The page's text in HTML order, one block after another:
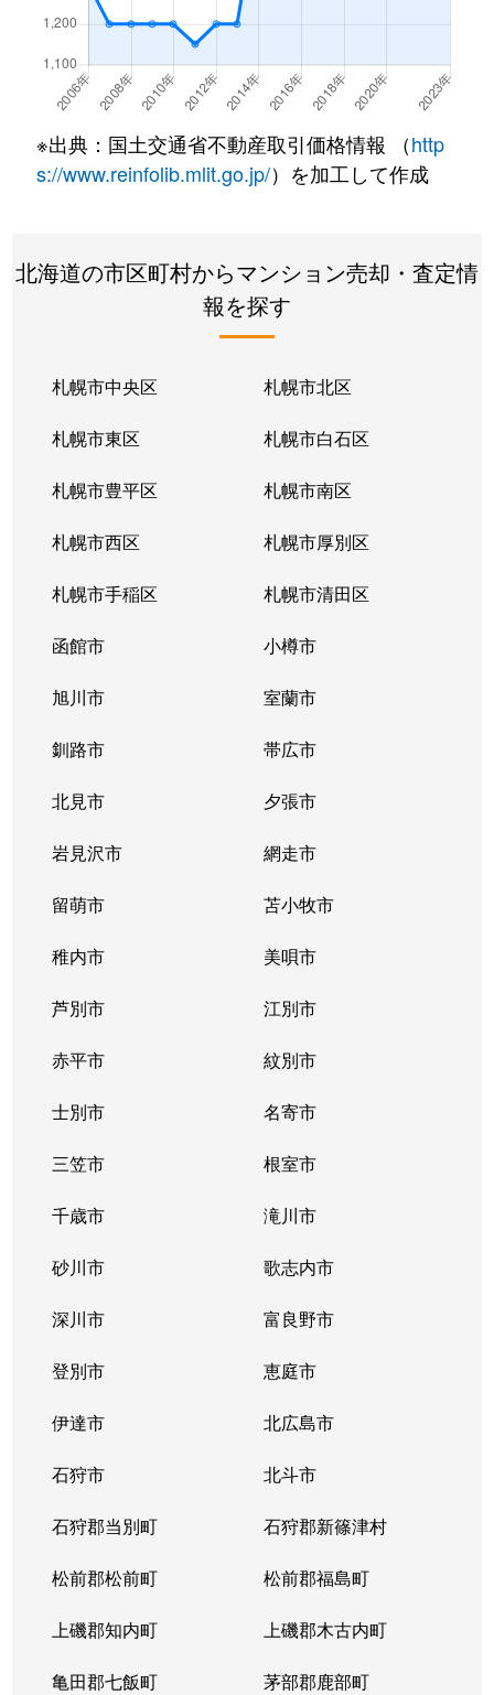
北２２条東 300万円
北２２条東
640万円 元町(札幌)
北２２条東
3,200万円 元町(札幌)
北２４条東
3,000万円 元町(札幌)
北２６条東
2,000万円 元町(札幌)
2,200万円
北３３条東
新道東
北３４条東
新道東
北３４条東
新道東
北３４条東
新道東
北３５条東
北34条
北３５条東
北34条
北３５条東
新道東
北３６条東
新道東
北３７条東
新道東
北３７条東
新道東
北３９条東
麻生
北３９条東
栄町(札幌)
北３９条東
栄町(札幌)
北４０条東
栄町(札幌)
北４０条東
栄町(札幌)
北４１条東
麻生
北４２条東
栄町(札幌)
北４３条東
栄町(札幌)
北４３条東
栄町(札幌)
北４６条東
栄町(札幌)
北４６条東
栄町(札幌)
東苗穂５条
元町(札幌)
伏古４条
環状通東
本町２条
環状通東
※出典：国土交通省不動産取引価格情報 （http
s://www.reinfolib.mlit.go.jp/）を加工して作成
北海道の市区町村からマンション売却・査定情
報を探す
札幌市中央区 札幌市北区
札幌市東区 札幌市白石区
札幌市豊平区 札幌市南区
札幌市西区 札幌市厚別区
札幌市手稲区 札幌市清田区
函館市 小樽市
旭川市 室蘭市
釧路市 帯広市
北見市 夕張市
岩見沢市 網走市
留萌市 苫小牧市
稚内市 美唄市
芦別市 江別市
赤平市 紋別市
士別市 名寄市
三笠市 根室市
千歳市 滝川市
砂川市 歌志内市
深川市 富良野市
登別市 恵庭市
伊達市 北広島市
石狩市 北斗市
石狩郡当別町 石狩郡新篠津村
松前郡松前町 松前郡福島町
上磯郡知内町 上磯郡木古内町
亀田郡七飯町 茅部郡鹿部町